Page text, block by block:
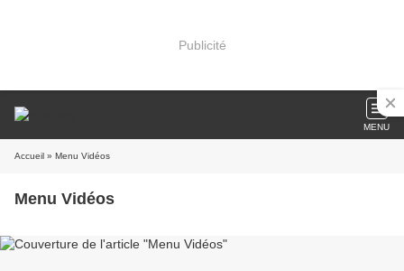
Publicité
MENU
Accueil » Menu Vidéos
Menu Vidéos